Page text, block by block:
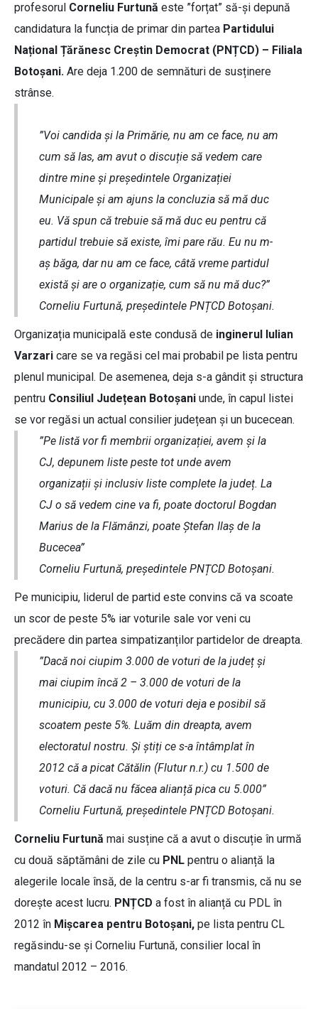
profesorul Corneliu Furtună este ”forțat” să-și depună
candidatura la funcția de primar din partea Partidului
Național Țărănesc Creștin Democrat (PNȚCD) – Filiala
Botoșani. Are deja 1.200 de semnături de susținere
strânse.
”Voi candida și la Primărie, nu am ce face, nu am
cum să las, am avut o discuție să vedem care
dintre mine și președintele Organizației
Municipale și am ajuns la concluzia să mă duc
eu. Vă spun că trebuie să mă duc eu pentru că
partidul trebuie să existe, îmi pare rău. Eu nu m-
aș băga, dar nu am ce face, câtă vreme partidul
există și are o organizație, cum să nu mă duc?”
Corneliu Furtună, președintele PNȚCD Botoșani.
Organizația municipală este condusă de inginerul Iulian
Varzari care se va regăsi cel mai probabil pe lista pentru
plenul municipal. De asemenea, deja s-a gândit și structura
pentru Consiliul Județean Botoșani unde, în capul listei
se vor regăsi un actual consilier județean și un bucecean.
”Pe listă vor fi membrii organizației, avem și la
CJ, depunem liste peste tot unde avem
organizații și inclusiv liste complete la județ. La
CJ o să vedem cine va fi, poate doctorul Bogdan
Marius de la Flămânzi, poate Ștefan Ilaș de la
Bucecea”
Corneliu Furtună, președintele PNȚCD Botoșani.
Pe municipiu, liderul de partid este convins că va scoate
un scor de peste 5% iar voturile sale vor veni cu
precădere din partea simpatizanților partidelor de dreapta.
”Dacă noi ciupim 3.000 de voturi de la județ și
mai ciupim încă 2 – 3.000 de voturi de la
municipiu, cu 3.000 de voturi deja e posibil să
scoatem peste 5%. Luăm din dreapta, avem
electoratul nostru. Și știți ce s-a întâmplat în
2012 că a picat Cătălin (Flutur n.r.) cu 1.500 de
voturi. Că dacă nu făcea alianță pica cu 5.000”
Corneliu Furtună, președintele PNȚCD Botoșani.
Corneliu Furtună mai susține că a avut o discuție în urmă
cu două săptămâni de zile cu PNL pentru o alianță la
alegerile locale însă, de la centru s-ar fi transmis, că nu se
dorește acest lucru. PNȚCD a fost în alianță cu PDL în
2012 în Mișcarea pentru Botoșani, pe lista pentru CL
regăsindu-se și Corneliu Furtună, consilier local în
mandatul 2012 – 2016.